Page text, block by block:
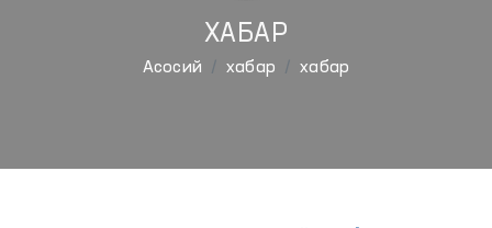
ХАБАР
Aсосий хабар хабар